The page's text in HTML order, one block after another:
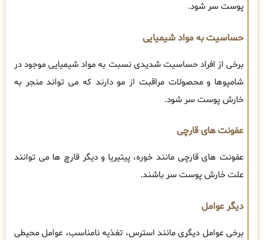
پوست سر شود.
حساسیت به مواد شیمیایی
برخی از افراد حساسیت شدیدی نسبت به مواد شیمیایی موجود در
شامپوها و محصولات مراقبت از مو دارند که می تواند منجر به
خارش پوست سر شود.
عفونت های قارچی
عفونت های قارچی مانند خوره، پیتیریا و دیگر قارچ ها می توانند
علت خارش پوست سر باشند.
دیگر عوامل
برخی عوامل دیگری مانند استرس، تغذیه نامناسب، عوامل محیطی